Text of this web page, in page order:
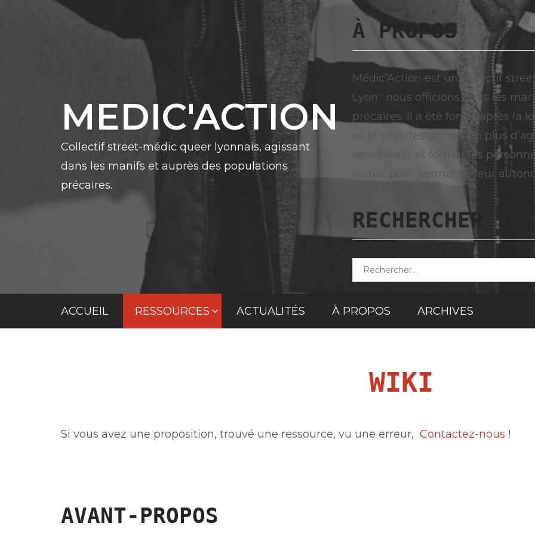
MEDIC'ACTION
Collectif street-médic queer lyonnais, agissant
dans les manifs et auprès des populations
précaires.
À PROPOS
Médic’Action est un collectif
Lyon : nous officions dans les
précaires. Il a été fondé après la
es et manifestant-es. En plus
sensibiliser et former les
risque pour permettre leur
RECHERCHER
Rechercher :
ACCUEIL RESSOURCES ACTUALITÉS À PROPOS ARCHIVES
WIKI
Si vous avez une proposition, trouvé une ressource, vu une erreur, Contactez-nous !
AVANT-PROPOS